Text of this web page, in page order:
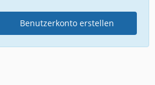
Benutzerkonto erstellen